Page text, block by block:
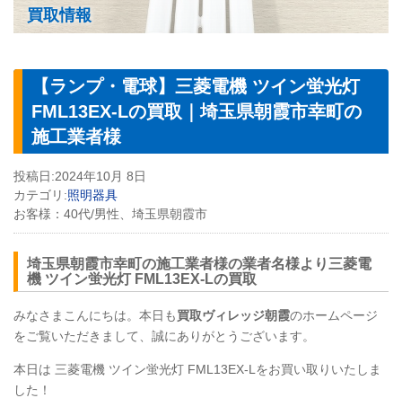
買取情報
【ランプ・電球】三菱電機 ツイン蛍光灯
FML13EX-Lの買取｜埼玉県朝霞市幸町の
施工業者様
投稿日:2024年10月 8日
カテゴリ:照明器具
お客様： 40代/男性、埼玉県朝霞市
埼玉県朝霞市幸町の施工業者様の業者名様より三菱電
機 ツイン蛍光灯 FML13EX-Lの買取
みなさまこんにちは。本日も買取ヴィレッジ朝霞のホームページ
をご覧いただきまして、誠にありがとうございます。
本日は 三菱電機 ツイン蛍光灯 FML13EX-Lをお買い取りいたしま
した！